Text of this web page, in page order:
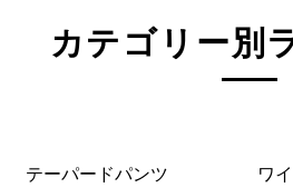
カテゴリー別
テーパードパンツ ワ